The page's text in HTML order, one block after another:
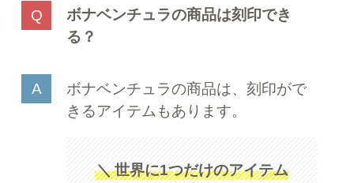
ボナベンチュラの商品は刻印でき
る？
ボナベンチュラの商品は、刻印がで
きるアイテムもあります。
＼世界に1つだけのアイテム